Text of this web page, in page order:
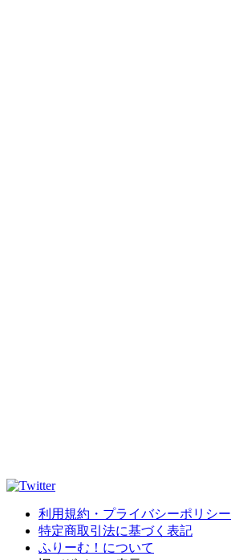
利用規約・プライバシーポリシー
特定商取引法に基づく表記
ふりーむ！について